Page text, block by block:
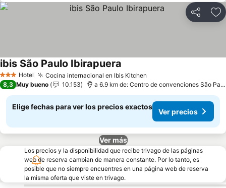
Compartir
3 Estrellas
Hotel Cocina internacional en Ibis Kitchen
ibis São Paulo Ibirapuera
8,3 Muy bueno 10.153 a 6.9 km de: Centro de convenciones São Paulo Expo
Elige fechas para ver los precios exactos
Ver precios
Ver más
Los precios y la disponibilidad que recibe trivago de las páginas
web de reserva cambian de manera constante. Por lo tanto, es
posible que no siempre encuentres en una página web de reserva
la misma oferta que viste en trivago.